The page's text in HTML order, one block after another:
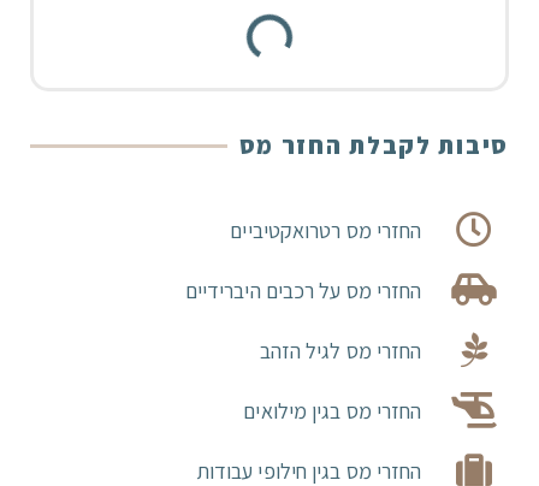
סיבות לקבלת החזר מס
החזרי מס רטרואקטיביים
החזרי מס על רכבים היברידיים
החזרי מס לגיל הזהב
החזרי מס בגין מילואים
החזרי מס בגין חילופי עבודות